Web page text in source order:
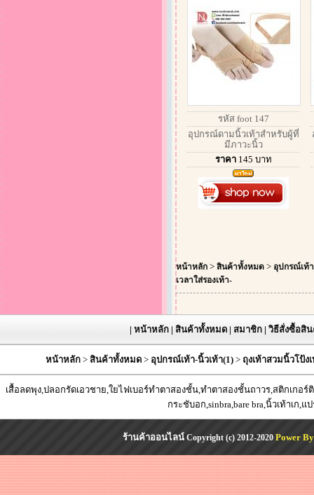
รหัส foot 147
อุปกรณ์ดามนิ้วเท้าสำหรับผู้ที่
มีภาวะนิ้ว
ราคา 145 บาท
หน้าหลัก > สินค้าทั้งหมด > อุปกรณ์เท้
เวลาใส่รองเท้า-
| หน้าหลัก | สินค้าทั้งหมด | สมาชิก | วิธีสั่งซื้อสิ
หน้าหลัก> สินค้าทั้งหมด> อุปกรณ์เท้า-นิ้วเท้า(1)> ถุงเท้าสวมนิ้วโป้ง
เสื้อลดพุง,ปลอกรัดเอวชาย,ใยไฟเบอร์ทำตาสองชั้น,ทำตาสองชั้นถาวร,สติกเกอ
กระชับอก,sinbra,bare bra,นิ้วเท้าเก,
ร้านค้าออนไลน์ Copyright (c) 2012-2020 Power